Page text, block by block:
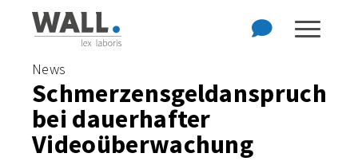
Zum Hauptinhalt der Seite springen
Zur Startseite navigieren
News
Schmerzensgeldanspruch
bei dauerhafter
Videoüberwachung